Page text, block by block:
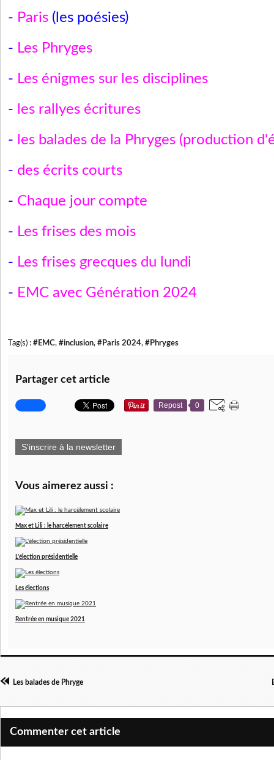
- Paris (les poésies)
- Les Phryges
- Les énigmes sur les disciplines
- les rallyes écritures
- les balades de la Phryges (production
- des écrits courts
- Chaque jour compte
- Les frises des mois
- Les frises grecques du lundi
- EMC avec Génération 2024
Tag(s) : #EMC, #inclusion, #Paris 2024, #Phryges
Partager cet article
Repost 0
S'inscrire à la newsletter
Vous aimerez aussi :
Max et Lili : le harcèlement scolaire
L'élection présidentielle
Les élections
Rentrée en musique 2021
Les balades de Phryge
Commenter cet article